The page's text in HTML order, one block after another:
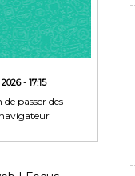
- 17:15
passer des